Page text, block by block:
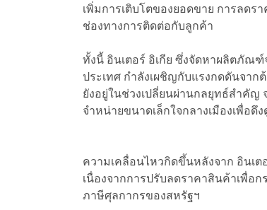
เพิ่มการเติบโตของยอดขาย การลด
ช่องทางการติดต่อกับลูกค้า
ทั้งนี้ อินเตอร์ อิเกีย ซึ่งจัดหาผลิตภัณ
ประเทศ กำลังเผชิญกับแรงกดดันจา
ยังอยู่ในช่วงเปลี่ยนผ่านกลยุทธ์สำคัญ
จำหน่ายขนาดเล็กใจกลางเมืองเพื่อ
ความเคลื่อนไหวกิดขึ้นหลังจาก อินเต
เนื่องจากการปรับลดราคาสินค้าเพื่อ
ภาษีศุลกากรของสหรัฐฯ